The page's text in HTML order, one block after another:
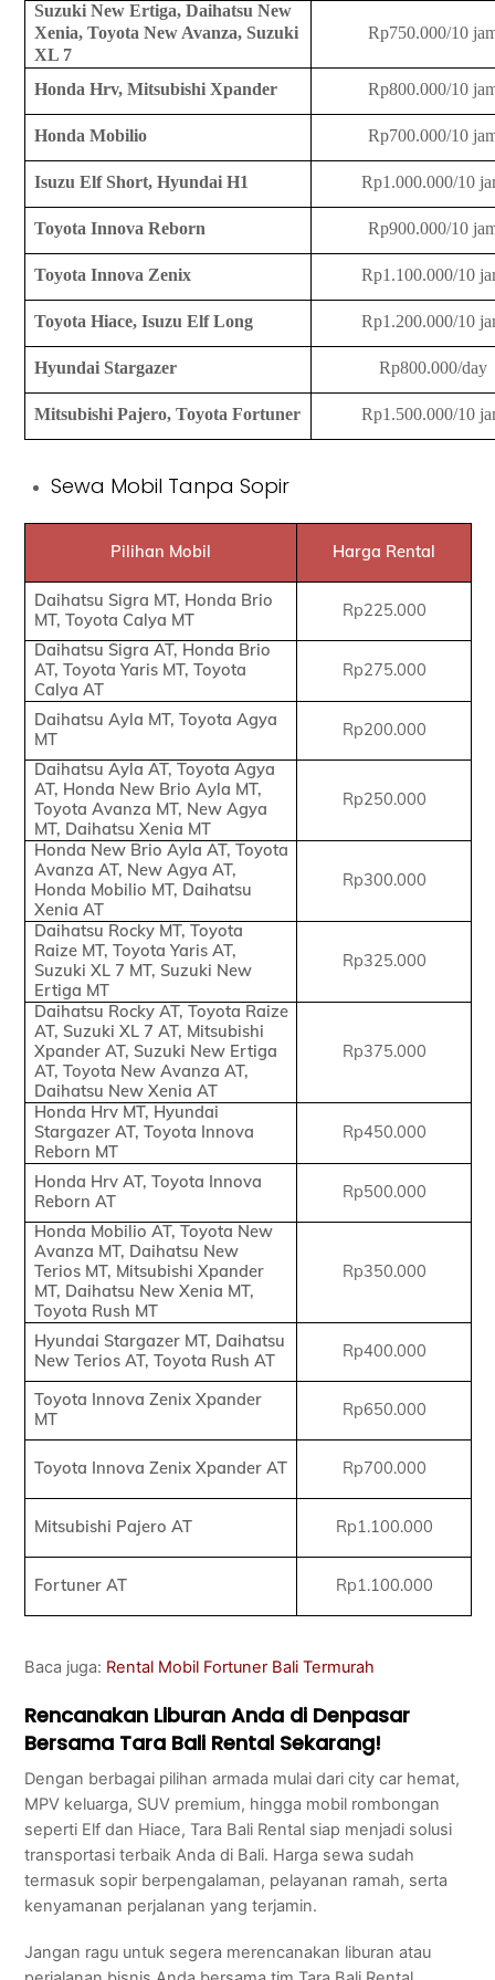
Suzuki New Ertiga, Daihatsu New
Xenia, Toyota New Avanza, Suzuki
XL 7
Rp750.000/10
Honda Hrv, Mitsubishi Xpander Rp800.000/10
Honda Mobilio Rp700.000/10
Isuzu Elf Short, Hyundai H1 Rp1.000.000/10
Toyota Innova Reborn Rp900.000/10
Toyota Innova Zenix Rp1.100.000/10
Toyota Hiace, Isuzu Elf Long Rp1.200.000/10
Hyundai Stargazer Rp800.000/day
Mitsubishi Pajero, Toyota Fortuner Rp1.500.000/10
Sewa Mobil Tanpa Sopir
Pilihan Mobil Harga Rental
Daihatsu Sigra MT, Honda Brio
MT, Toyota Calya MT
Rp225.000
Daihatsu Sigra AT, Honda Brio
AT, Toyota Yaris MT, Toyota
Calya AT
Rp275.000
Daihatsu Ayla MT, Toyota Agya
MT
Rp200.000
Daihatsu Ayla AT, Toyota Agya
AT, Honda New Brio Ayla MT,
Toyota Avanza MT, New Agya
MT, Daihatsu Xenia MT
Rp250.000
Honda New Brio Ayla AT, Toyota
Avanza AT, New Agya AT,
Honda Mobilio MT, Daihatsu
Xenia AT
Rp300.000
Daihatsu Rocky MT, Toyota
Raize MT, Toyota Yaris AT,
Suzuki XL 7 MT, Suzuki New
Ertiga MT
Rp325.000
Daihatsu Rocky AT, Toyota Raize
AT, Suzuki XL 7 AT, Mitsubishi
Xpander AT, Suzuki New Ertiga
AT, Toyota New Avanza AT,
Daihatsu New Xenia AT
Rp375.000
Honda Hrv MT, Hyundai
Stargazer AT, Toyota Innova
Reborn MT
Rp450.000
Honda Hrv AT, Toyota Innova
Reborn AT
Rp500.000
Honda Mobilio AT, Toyota New
Avanza MT, Daihatsu New
Terios MT, Mitsubishi Xpander
MT, Daihatsu New Xenia MT,
Toyota Rush MT
Rp350.000
Hyundai Stargazer MT, Daihatsu
New Terios AT, Toyota Rush AT
Rp400.000
Toyota Innova Zenix Xpander
MT
Rp650.000
Toyota Innova Zenix Xpander AT Rp700.000
Mitsubishi Pajero AT Rp1.100.000
Fortuner AT Rp1.100.000
Baca juga: Rental Mobil Fortuner Bali Termurah
Rencanakan Liburan Anda di Denpasar
Bersama Tara Bali Rental Sekarang!
Dengan berbagai pilihan armada mulai dari city car hemat,
MPV keluarga, SUV premium, hingga mobil rombongan
seperti Elf dan Hiace, Tara Bali Rental siap menjadi solusi
transportasi terbaik Anda di Bali. Harga sewa sudah
termasuk sopir berpengalaman, pelayanan ramah, serta
kenyamanan perjalanan yang terjamin.
Jangan ragu untuk segera merencanakan liburan atau